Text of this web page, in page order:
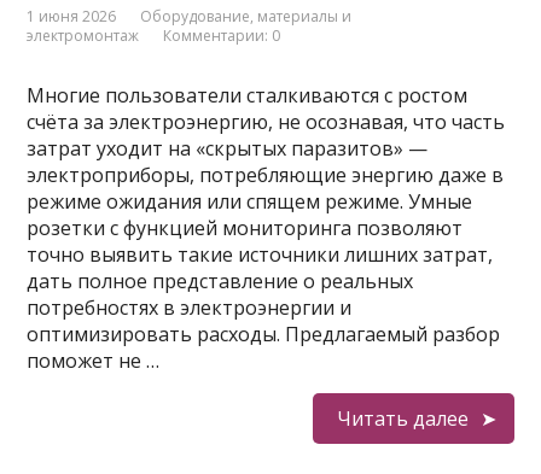
1 июня 2026
Оборудование, материалы и
электромонтаж
Комментарии: 0
Многие пользователи сталкиваются с ростом
счёта за электроэнергию, не осознавая, что часть
затрат уходит на «скрытых паразитов» —
электроприборы, потребляющие энергию даже в
режиме ожидания или спящем режиме. Умные
розетки с функцией мониторинга позволяют
точно выявить такие источники лишних затрат,
дать полное представление о реальных
потребностях в электроэнергии и
оптимизировать расходы. Предлагаемый разбор
поможет не …
Читать далее